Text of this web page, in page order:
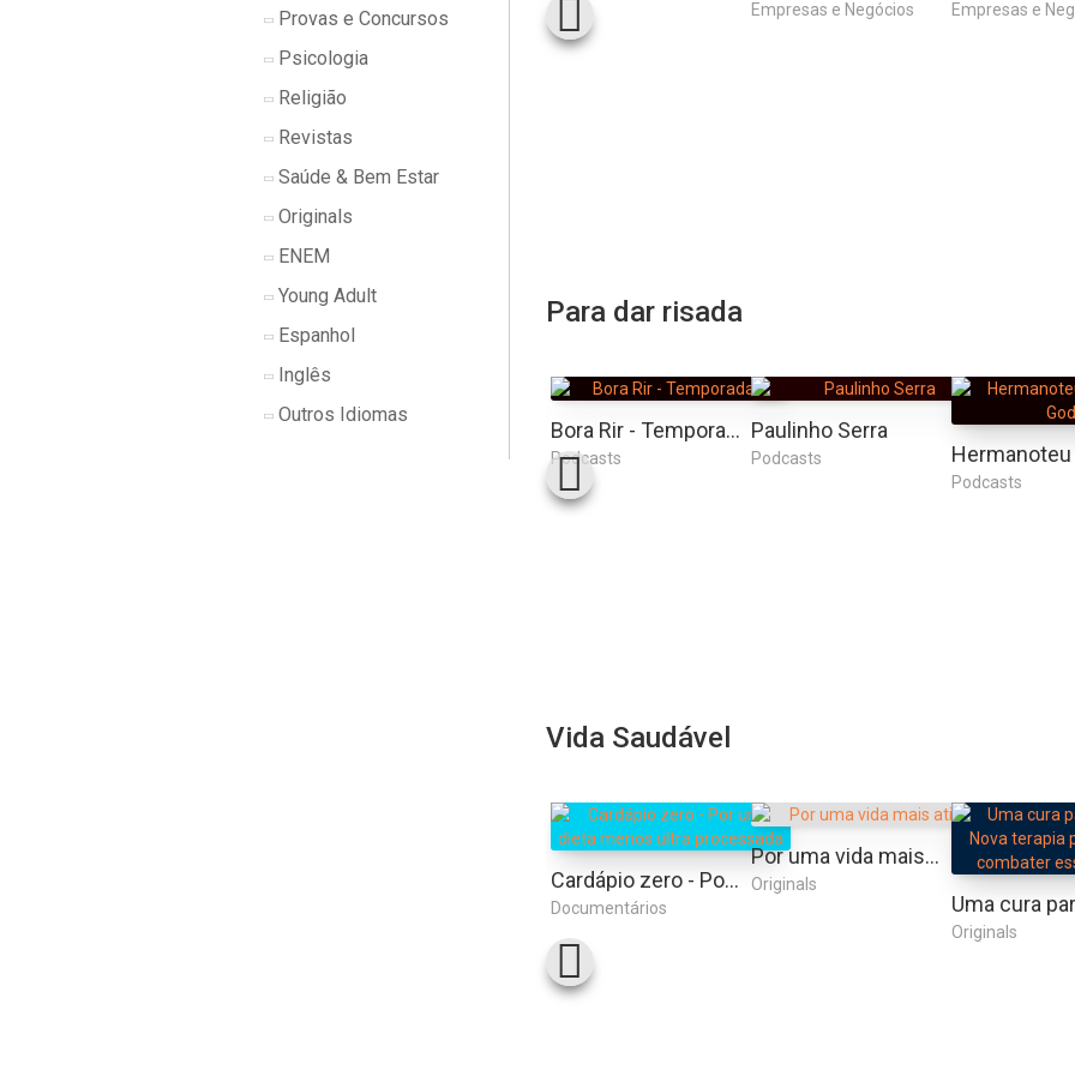
Provas e Concursos
Psicologia
Religião
Revistas
Saúde & Bem Estar
Originals
ENEM
Young Adult
Espanhol
Inglês
Outros Idiomas
Empresas e Negócios Empresas e
Para dar risada
Bora Rir - Temporada 1
Podcasts
Paulinho Serra
Podcasts
Podcasts
Vida Saudável
Cardápio zero - Por uma dieta menos ultra processada
Documentários
Por uma vida mais ativa
Originals
Originals